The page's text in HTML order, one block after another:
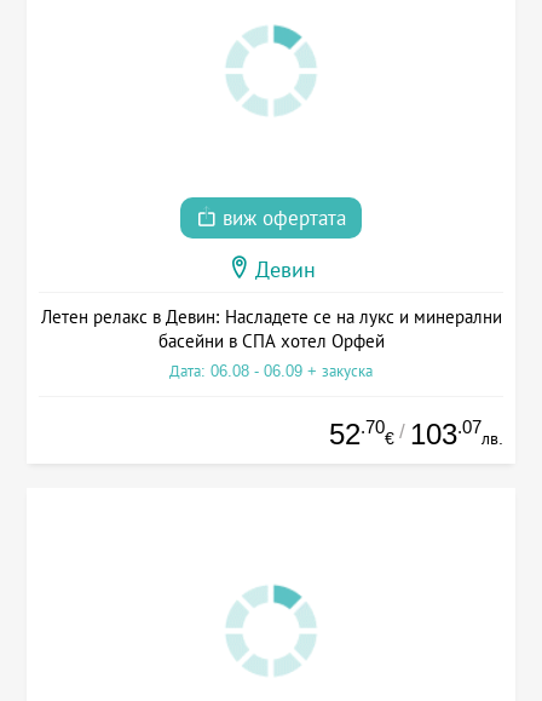
виж офертата
Девин
Летен релакс в Девин: Насладете се на лукс и минерални
басейни в СПА хотел Орфей
Дата: 06.08 - 06.09 + закуска
52.70
€ / 103.07
лв.